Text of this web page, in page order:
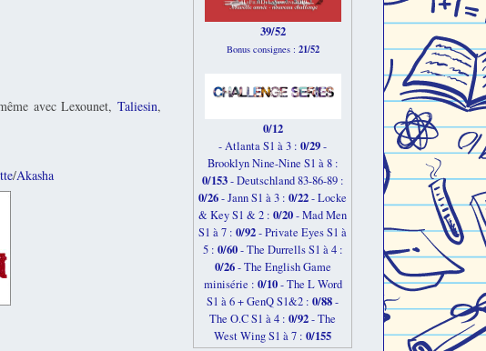
avec Lexounet, Taliesin,
/Akasha
39/52
Bonus consignes : 21/52
0/12
- Atlanta S1 à 3 : 0/29-
Brooklyn Nine-Nine S1 à 8 :
0/153- Deutschland 83-86-89 :
0/26-Jann S1 à 3 : 0/22- Locke
& Key S1 & 2 : 0/20- Mad Men
S1 à 7 : 0/92- Private Eyes S1 à
5 : 0/60- The Durrells S1 à 4 :
0/26- The English Game
minisérie : 0/10- The L Word
S1 à 6 + GenQ S1&2 : 0/88-
The O.C S1 à 4 : 0/92- The
West Wing S1 à 7 : 0/155